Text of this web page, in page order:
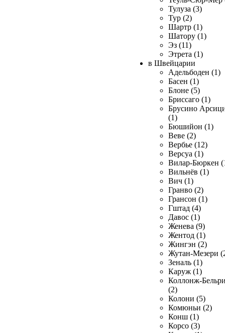
Тулуза (3)
Тур (2)
Шартр (1)
Шатору (1)
Эз (11)
Этрета (1)
в Швейцарии
Адельбоден (1)
Басен (1)
Блоне (5)
Бриссаго (1)
Брусино
(1)
Бюшийон (1)
Веве (2)
Вербье (12)
Версуа (1)
Вилар-Бюркен
Вильнёв (1)
Вич (1)
Гранво (2)
Грансон (1)
Гштад (4)
Давос (1)
Женева (9)
Жентод (1)
Жингэн (2)
Жутан-Мезери
Зеналь (1)
Каруж (1)
Коллонж-
(2)
Колони (5)
Комюньи (2)
Конш (1)
Корсо (3)